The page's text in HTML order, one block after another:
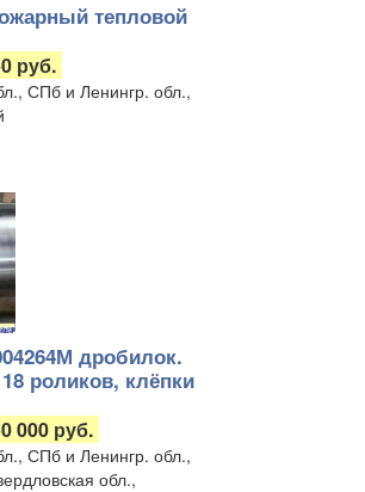
тепловой
руб.
СПб и Ленингр. обл.,
дробилок.
роликов, клёпки
000 руб.
СПб и Ленингр. обл.,
обл.,